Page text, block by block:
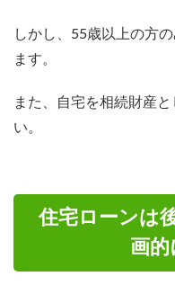
しかし、55歳以上の方
ます。
また、自宅を相続財産
い。
住宅ローンは
画的